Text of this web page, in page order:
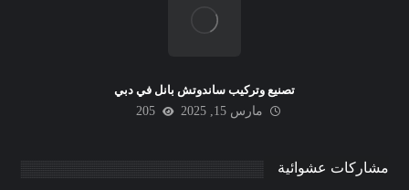
تصنيع وتركيب ساندوتش بانل في دبي
مارس 15, 2025
205
مشاركات عشوائية